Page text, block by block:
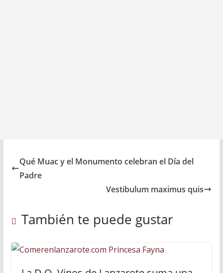
Qué Muac y el Monumento celebran el Día del
Padre
Vestibulum maximus quis
También te puede gustar